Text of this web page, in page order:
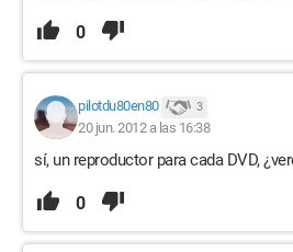
0
pilotdu80en80 3
20 jun. 2012 a las 16:38
sí, un reproductor para cada DVD,
0